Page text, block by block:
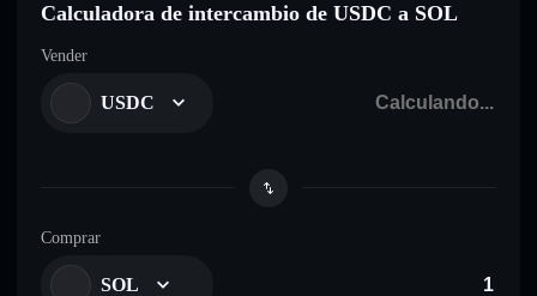
Calculadora de intercambio de USDC a SOL
Vender
USDC
Comprar
SOL